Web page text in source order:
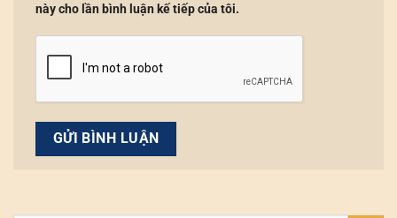
này cho lần bình luận kế tiếp của tôi.